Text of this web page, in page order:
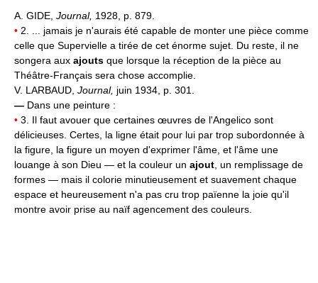
A. GIDE, Journal, 1928, p. 879.
• 2. ... jamais je n'aurais été capable de monter une pièce comme
celle que Supervielle a tirée de cet énorme sujet. Du reste, il ne
songera aux ajouts que lorsque la réception de la pièce au
Théâtre-Français sera chose accomplie.
V. LARBAUD, Journal, juin 1934, p. 301.
— Dans une peinture :
• 3. Il faut avouer que certaines œuvres de l'Angelico sont
délicieuses. Certes, la ligne était pour lui par trop subordonnée à
la figure, la figure un moyen d'exprimer l'âme, et l'âme une
louange à son Dieu — et la couleur un ajout , un remplissage de
formes — mais il colorie minutieusement et suavement chaque
espace et heureusement n'a pas cru trop païenne la joie qu'il
montre avoir prise au naïf agencement des couleurs.